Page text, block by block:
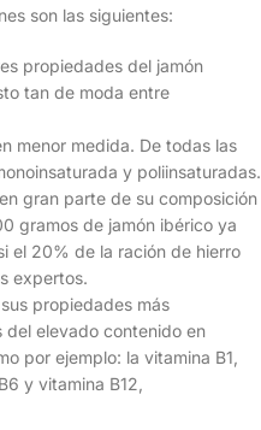
son las siguientes:
propiedades del jamón
tan de moda entre
menor medida. De todas las
y poliinsaturadas.
gran parte de su composición
gramos de jamón ibérico ya
el 20% de la ración de hierro
expertos.
propiedades más
elevado contenido en
por ejemplo: la vitamina B1,
y vitamina B12,